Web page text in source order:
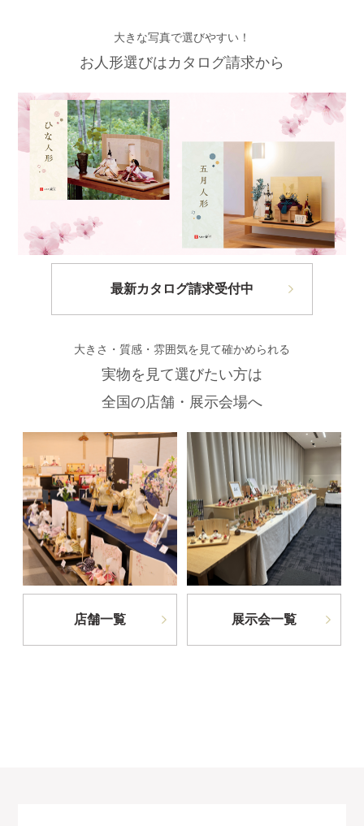
大きな写真で選びやすい！
お人形選びはカタログ請求から
最新カタログ請求受付中
大きさ・質感・雰囲気を見て確かめられる
実物を見て選びたい方は
全国の店舗・展示会場へ
店舗一覧 展示会一覧